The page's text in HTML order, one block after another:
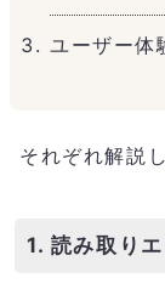
ユーザー体
それぞれ解説
1. 読み取り